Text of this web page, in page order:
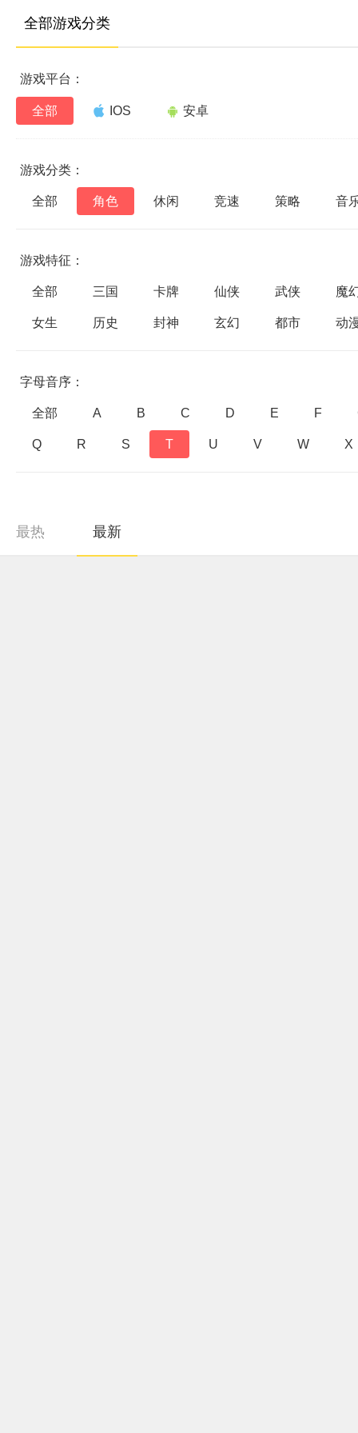
全部游戏分类
游戏平台：
全部 IOS 安卓
游戏分类：
全部 角色 休闲 竞速 策略 音
游戏特征：
全部 三国 卡牌 仙侠 武侠 魔
女生 历史 封神 玄幻 都市 动
字母音序：
全部 A B C D E F
Q R S T U V W X
最热 最新